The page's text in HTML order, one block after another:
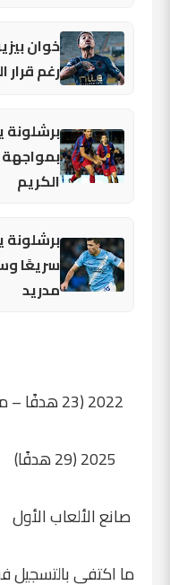
خوان
رغم
الكريم
سريعًا
مدريد
صانع الألعاب الأول